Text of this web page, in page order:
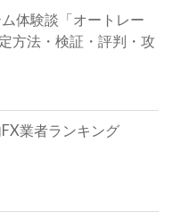
体験談「オートレー
方法・検証・評判・攻
業者ランキング